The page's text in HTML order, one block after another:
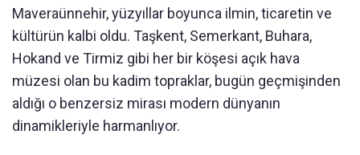
Maveraünnehir, yüzyıllar boyunca ilmin, ticaretin ve
kültürün kalbi oldu. Taşkent, Semerkant, Buhara,
Hokand ve Tirmiz gibi her bir köşesi açık hava
müzesi olan bu kadim topraklar, bugün geçmişinden
aldığı o benzersiz mirası modern dünyanın
dinamikleriyle harmanlıyor.